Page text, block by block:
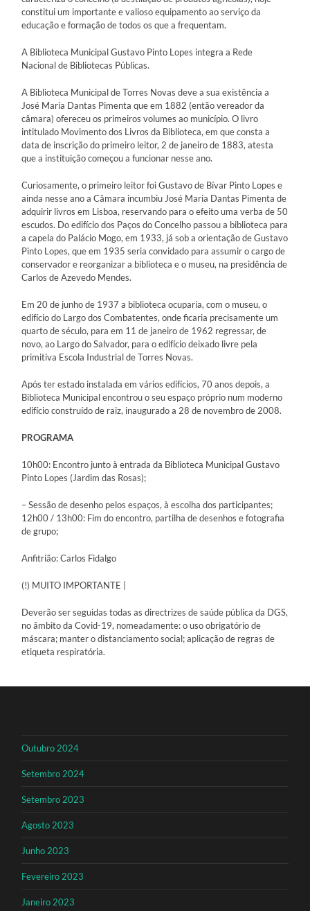
constitui um importante e valioso equipamento ao serviço da
educação e formação de todos os que a frequentam.
A Biblioteca Municipal Gustavo Pinto Lopes integra a Rede
Nacional de Bibliotecas Públicas.
A Biblioteca Municipal de Torres Novas deve a sua existência a
José Maria Dantas Pimenta que em 1882 (então vereador da
câmara) ofereceu os primeiros volumes ao município. O livro
intitulado Movimento dos Livros da Biblioteca, em que consta a
data de inscrição do primeiro leitor, 2 de janeiro de 1883, atesta
que a instituição começou a funcionar nesse ano.
Curiosamente, o primeiro leitor foi Gustavo de Bívar Pinto Lopes e
ainda nesse ano a Câmara incumbiu José Maria Dantas Pimenta de
adquirir livros em Lisboa, reservando para o efeito uma verba de 50
escudos. Do edifício dos Paços do Concelho passou a biblioteca para
a capela do Palácio Mogo, em 1933, já sob a orientação de Gustavo
Pinto Lopes, que em 1935 seria convidado para assumir o cargo de
conservador e reorganizar a biblioteca e o museu, na presidência de
Carlos de Azevedo Mendes.
Em 20 de junho de 1937 a biblioteca ocuparia, com o museu, o
edifício do Largo dos Combatentes, onde ficaria precisamente um
quarto de século, para em 11 de janeiro de 1962 regressar, de
novo, ao Largo do Salvador, para o edifício deixado livre pela
primitiva Escola Industrial de Torres Novas.
Após ter estado instalada em vários edifícios, 70 anos depois, a
Biblioteca Municipal encontrou o seu espaço próprio num moderno
edifício construído de raiz, inaugurado a 28 de novembro de 2008.
PROGRAMA
10h00: Encontro junto à entrada da Biblioteca Municipal Gustavo
Pinto Lopes (Jardim das Rosas);
– Sessão de desenho pelos espaços, à escolha dos participantes;
12h00 / 13h00: Fim do encontro, partilha de desenhos e fotografia
de grupo;
Anfitrião: Carlos Fidalgo
(!) MUITO IMPORTANTE |
Deverão ser seguidas todas as directrizes de saúde pública da DGS,
no âmbito da Covid-19, nomeadamente: o uso obrigatório de
máscara; manter o distanciamento social; aplicação de regras de
etiqueta respiratória.
Outubro 2024
Setembro 2024
Setembro 2023
Agosto 2023
Junho 2023
Fevereiro 2023
Janeiro 2023